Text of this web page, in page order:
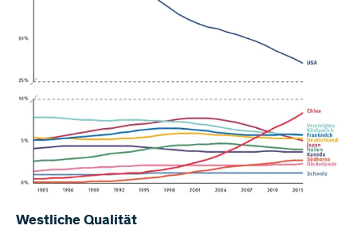
Westliche Qualität